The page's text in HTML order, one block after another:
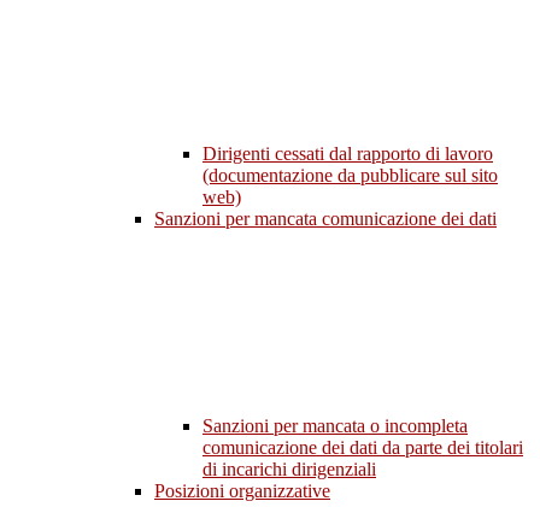
Dirigenti cessati dal rapporto di lavoro
(documentazione da pubblicare sul sito
web)
Sanzioni per mancata comunicazione dei dati
Sanzioni per mancata o incompleta
comunicazione dei dati da parte dei titolari
di incarichi dirigenziali
Posizioni organizzative